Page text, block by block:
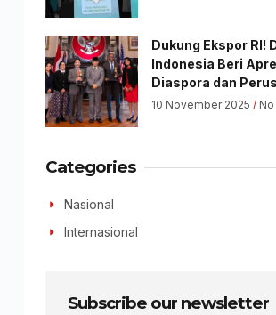
Dukung Ekspor RI!
Indonesia Beri
Diaspora dan
10 November 2025 No
Categories
Nasional
Internasional
Subscribe our newsletter